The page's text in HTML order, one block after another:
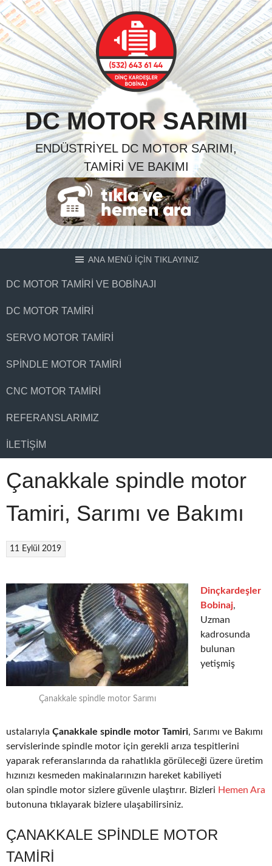
Skip
to
content
DC MOTOR SARIMI
ENDÜSTRIYEL DC MOTOR SARIMI,
TAMIRI VE BAKIMI
ANA MENÜ İÇİN TIKLAYINIZ
DC MOTOR TAMIRI VE BOBINAJI
DC MOTOR TAMIRI
SERVO MOTOR TAMIRI
SPINDLE MOTOR TAMIRI
CNC MOTOR TAMIRI
REFERANSLARIMIZ
İLETIŞIM
Çanakkale spindle motor
Tamiri, Sarımı ve Bakımı
11 Eylül 2019
Çanakkale spindle motor Sarımı
Dinçkardeşler
Bobinaj,
Uzman
kadrosunda
bulunan
yetişmiş
ustalarıyla Çanakkale spindle motor Tamiri, Sarımı ve Bakımı
servislerinde spindle motor için gerekli arıza tespitlerini
yaparak referanslarında da rahatlıkla görüleceği üzere üretim
hızınızı kesmeden makinalarınızın hareket kabiliyeti
olan spindle motor sizlere güvenle ulaştırır. Bizleri Hemen Ara
butonuna tıklayarak bizlere ulaşabilirsiniz.
ÇANAKKALE SPINDLE MOTOR
TAMIRI